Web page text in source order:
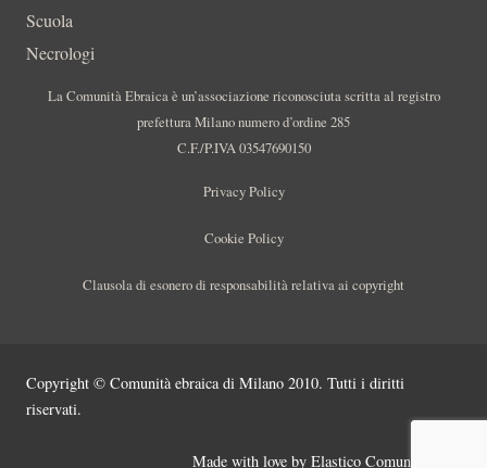
Scuola
Necrologi
La Comunità Ebraica è un’associazione riconosciuta scritta al registro
prefettura Milano numero d’ordine 285
C.F./P.IVA 03547690150
Privacy Policy
Cookie Policy
Clausola di esonero di responsabilità relativa ai copyright
Copyright © Comunità ebraica di Milano 2010. Tutti i diritti
riservati.
Made with love by Elastico Comunicazione